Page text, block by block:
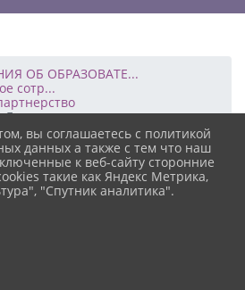
ОБ ОБРАЗОВАТЕ...
сотр...
Герм...
ГЕРМАНИИ В ЯРОСЛАВЛЕ
вы соглашаетесь с политикой
данных а также с тем что наш
к веб-сайту сторонние
такие как Яндекс Метрика,
"Спутник аналитика".